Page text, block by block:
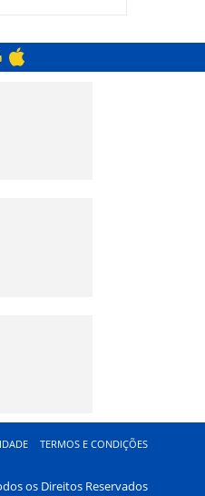
TERMOS E CONDIÇÕES
os Direitos Reservados